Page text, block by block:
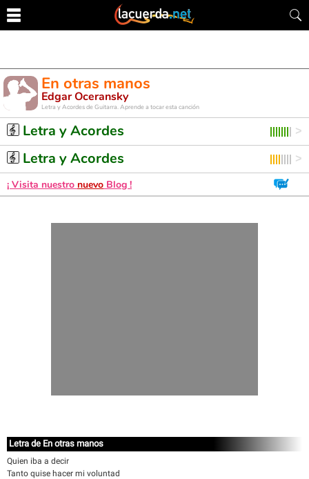
En otras manos
Edgar Oceransky
Letra y Acordes de Guitarra. Aprende a tocar esta canción
Letra y Acordes
Letra y Acordes
¡ Visita nuestro nuevo Blog !
Letra de En otras manos
Quien iba a decir
Tanto quise hacer mi voluntad